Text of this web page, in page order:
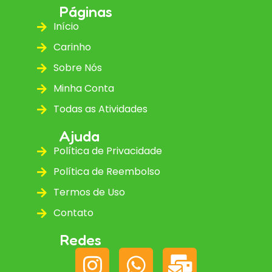
Páginas
Início
Carinho
Sobre Nós
Minha Conta
Todas as Atividades
Ajuda
Política de Privacidade
Política de Reembolso
Termos de Uso
Contato
Redes